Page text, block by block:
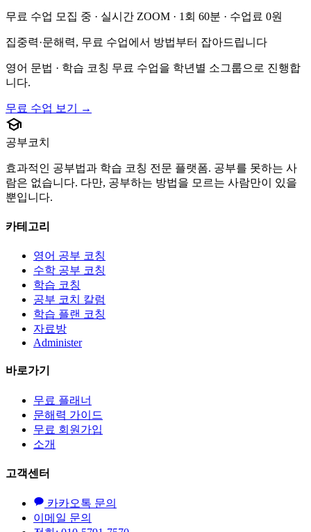
무료 수업 모집 중 · 실시간 ZOOM · 1회 60분 · 수업료 0원
집중력·문해력, 무료 수업에서 방법부터 잡아드립니다
영어 문법 · 학습 코칭 무료 수업을 학년별 소그룹으로 진행합
니다.
무료 수업 보기 →
school
공부코치
효과적인 공부법과 학습 코칭 전문 플랫폼. 공부를 못하는 사
람은 없습니다. 다만, 공부하는 방법을 모르는 사람만이 있을
뿐입니다.
카테고리
영어 공부 코칭
수학 공부 코칭
학습 코칭
공부 코치 칼럼
학습 플랜 코칭
자료방
Administer
바로가기
무료 플래너
문해력 가이드
무료 회원가입
소개
고객센터
카카오톡 문의
이메일 문의